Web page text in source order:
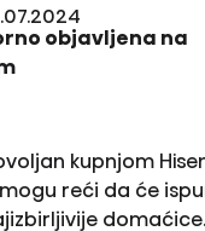
objavljena na
kupnjom
reći da će